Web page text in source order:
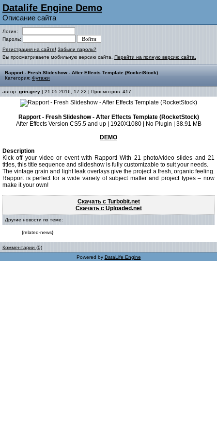
Datalife Engine Demo
Описание сайта
Логин:
Пароль:
Регистрация на сайте! Забыли пароль?
Вы просматриваете мобильную версию сайта. Перейти на полную версию сайта.
Rapport - Fresh Slideshow - After Effects Template (RocketStock)
Категория: Футажи
автор: grin-grey | 21-05-2016, 17:22 | Просмотров: 417
Rapport - Fresh Slideshow - After Effects Template (RocketStock)
After Effects Version CS5.5 and up | 1920X1080 | No Plugin | 38.91 MB
DEMO
Description
Kick off your video or event with Rapport! With 21 photo/video slides and 21
titles, this title sequence and slideshow is fully customizable to suit your needs.
The vintage grain and light leak overlays give the project a fresh, organic feeling.
Rapport is perfect for a wide variety of subject matter and project types – now
make it your own!
Скачать с Turbobit.net
Скачать с Uploaded.net
Другие новости по теме:
{related-news}
Комментарии (0)
Powered by DataLife Engine